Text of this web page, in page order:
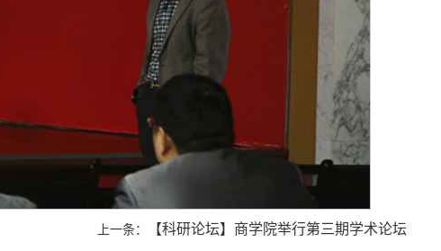
上一条： 【科研论坛】商学院举行第三期学术论坛